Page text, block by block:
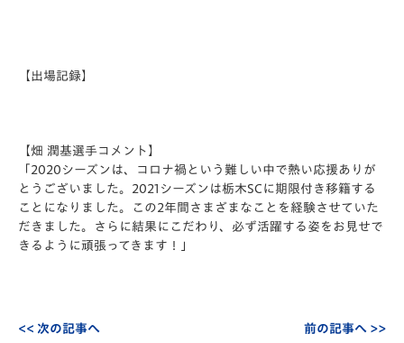
【出場記録】
【畑 潤基選手コメント】
「2020シーズンは、コロナ禍という難しい中で熱い応援ありが
とうございました。2021シーズンは栃木SCに期限付き移籍する
ことになりました。この2年間さまざまなことを経験させていた
だきました。さらに結果にこだわり、必ず活躍する姿をお見せで
きるように頑張ってきます！」
<< 次の記事へ 前の記事へ >>